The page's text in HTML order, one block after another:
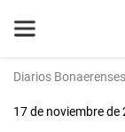
Diarios Bonaerenses
17 de noviembre de